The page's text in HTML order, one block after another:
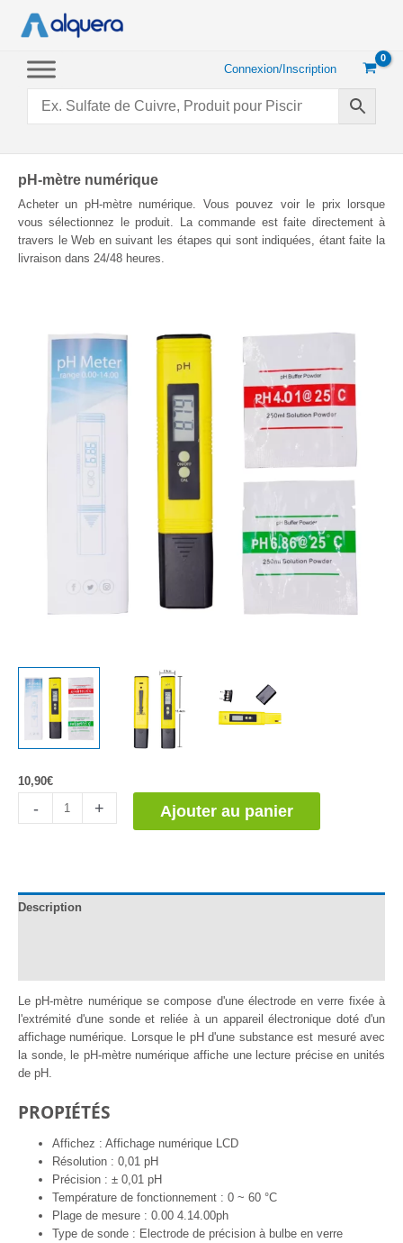
Connexion/Inscription
pH-mètre numérique
Acheter un pH-mètre numérique. Vous pouvez voir le prix lorsque
vous sélectionnez le produit. La commande est faite directement à
travers le Web en suivant les étapes qui sont indiquées, étant faite la
livraison dans 24/48 heures.
10,90€
-
digital
+ Ajouter au panier
Description
Le pH-mètre numérique se compose d'une électrode en verre fixée à
l'extrémité d'une sonde et reliée à un appareil électronique doté d'un
affichage numérique. Lorsque le pH d'une substance est mesuré avec
la sonde, le pH-mètre numérique affiche une lecture précise en unités
de pH.
PROPIÉTÉS
Affichez : Affichage numérique LCD
Résolution : 0,01 pH
Précision : ± 0,01 pH
Température de fonctionnement : 0 ~ 60 °C
Plage de mesure : 0.00 4.14.00ph
Type de sonde : Electrode de précision à bulbe en verre